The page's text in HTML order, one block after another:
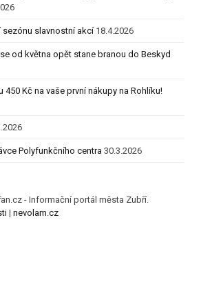
sezónu slavnostní akcí 18.4.2026
od května opět stane branou do Beskyd
450 Kč na vaše první nákupy na Rohlíku!
Polyfunkčního centra 30.3.2026
- Informační portál města Zubří.
| nevolam.cz